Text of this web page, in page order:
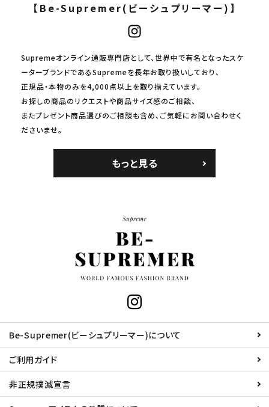
【Be-Supremer(ビーシュプリーマー)】
Supremeオンライン通販専門店として、世界中で有名となったスケ
ーターブランドであるSupremeを長年お取り扱いしており、
正規品・本物のみを4,000点以上を取り揃えています。
お探しの商品のリクエストや商品サイズ感のご相談、
またプレゼント商品選びのご相談も含め、ご気軽にお問い合わせく
ださいませ。
もっと見る
Be-Supremer(ビーシュプリーマー)について
ご利用ガイド
非正規撲滅宣言